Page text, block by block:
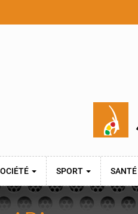
SPORT SANTÉ